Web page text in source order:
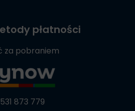
płatności
za pobraniem
873 779